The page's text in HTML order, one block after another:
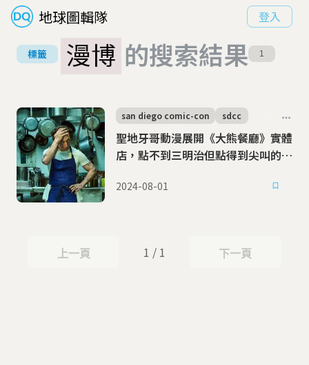
地球圖輯隊 登入
標籤 漫博 的搜索結果 1
聖地牙哥動漫展開《大熊餐廳》實體
店，點不到三明治但點得到尖叫的廚
san diego comic-con sdcc
2024-08-01
上一頁
上一頁 1 / 1 下一頁
下一頁